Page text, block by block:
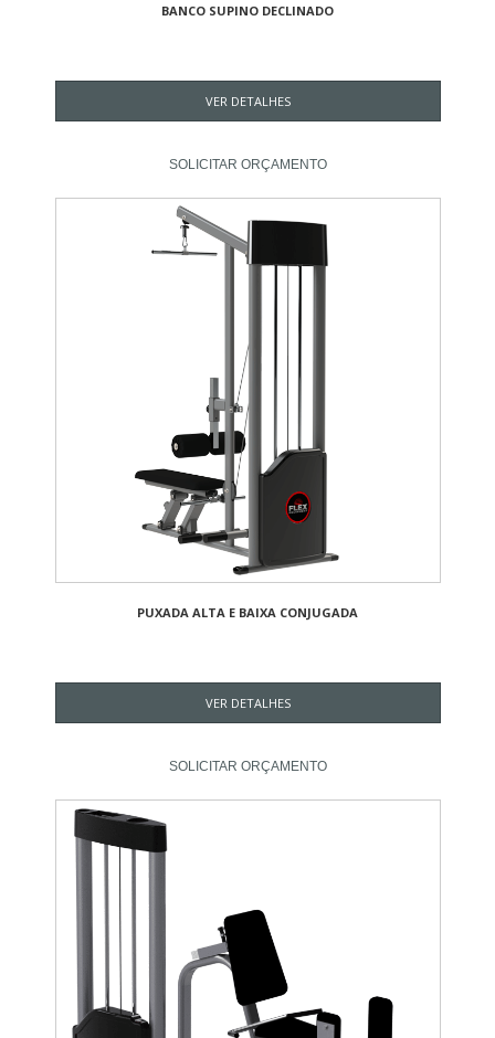
BANCO SUPINO DECLINADO
VER DETALHES
SOLICITAR ORÇAMENTO
PUXADA ALTA E BAIXA CONJUGADA
VER DETALHES
SOLICITAR ORÇAMENTO